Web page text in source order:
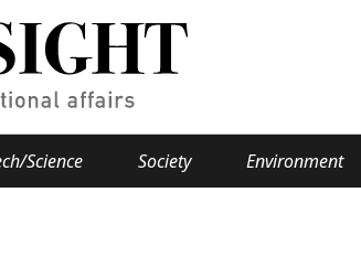
Science Society Environment